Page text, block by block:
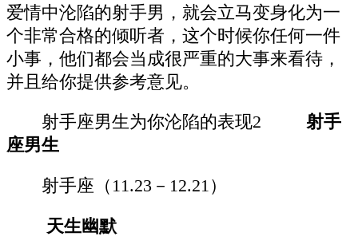
爱情中沦陷的射手男，就会立马变身化为一
个非常合格的倾听者，这个时候你任何一件
小事，他们都会当成很严重的大事来看待，
并且给你提供参考意见。
射手座男生为你沦陷的表现2
射手
座男生
射手座（11.23－12.21）
天生幽默